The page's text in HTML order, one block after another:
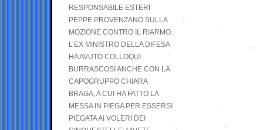
RESPONSABILE ESTERI
PEPPE PROVENZANO SULLA
MOZIONE CONTRO IL RIARMO.
L’EX MINISTRO DELLA DIFESA
HA AVUTO COLLOQUI
BURRASCOSI ANCHE CON LA
CAPOGRUPPO CHIARA
BRAGA, A CUI HA FATTO LA
MESSA IN PIEGA PER ESSERSI
PIEGATA AI VOLERI DEI